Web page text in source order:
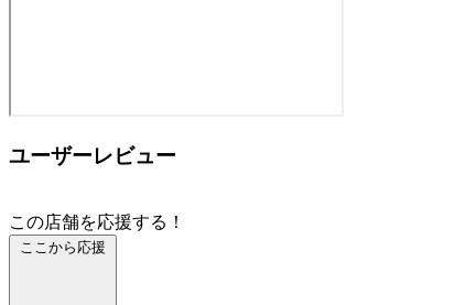
ユーザーレビュー
この店舗を応援する！
ここから応援